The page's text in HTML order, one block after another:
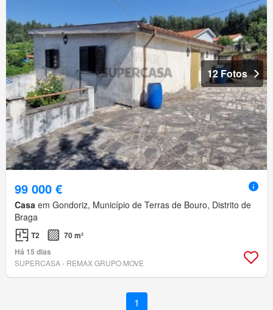
12 Fotos
99 000 €
Casa em Gondoriz, Município de Terras de Bouro, Distrito de
Braga
T2
70 m²
Há 15 dias
SUPERCASA - REMAX GRUPO MOVE
1